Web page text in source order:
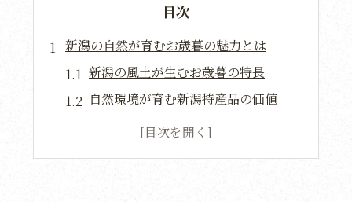
目次
新潟の自然が育むお歳暮の魅力とは
新潟の風土が生むお歳暮の特長
自然環境が育む新潟特産品の価値
お歳暮に最適な新潟の自然素材